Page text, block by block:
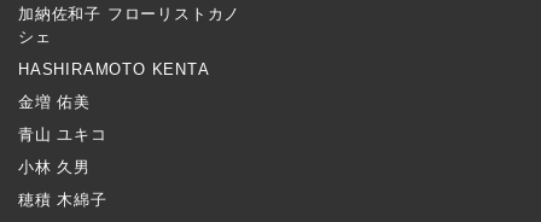
加納佐和子 フローリストカノ
シェ
HASHIRAMOTO KENTA
金増 佑美
青山 ユキコ
小林 久男
穂積 木綿子